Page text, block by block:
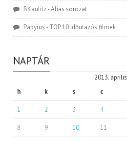
BKaulitz-Alias sorozat
Papyrus - TOP 10 időutazós filmek
NAPTÁR
2013. április
h
k s c
1 2 3 4
8 9 10 11